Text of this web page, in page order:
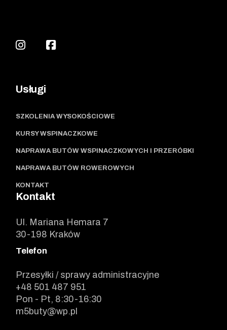
Usługi
SZKOLENIA WYSOKOŚCIOWE
KURSY WSPINACZKOWE
NAPRAWA BUTÓW WSPINACZKOWYCH I PRZERÓBKI
NAPRAWA BUTÓW ROWEROWYCH
KONTAKT
Kontakt
Ul. Mariana Hemara 7
30-198 Kraków
Telefon
Przesyłki / sprawy administracyjne
+48 501 487 951
Pon - Pt, 8:30-16:30
m5buty@wp.pl